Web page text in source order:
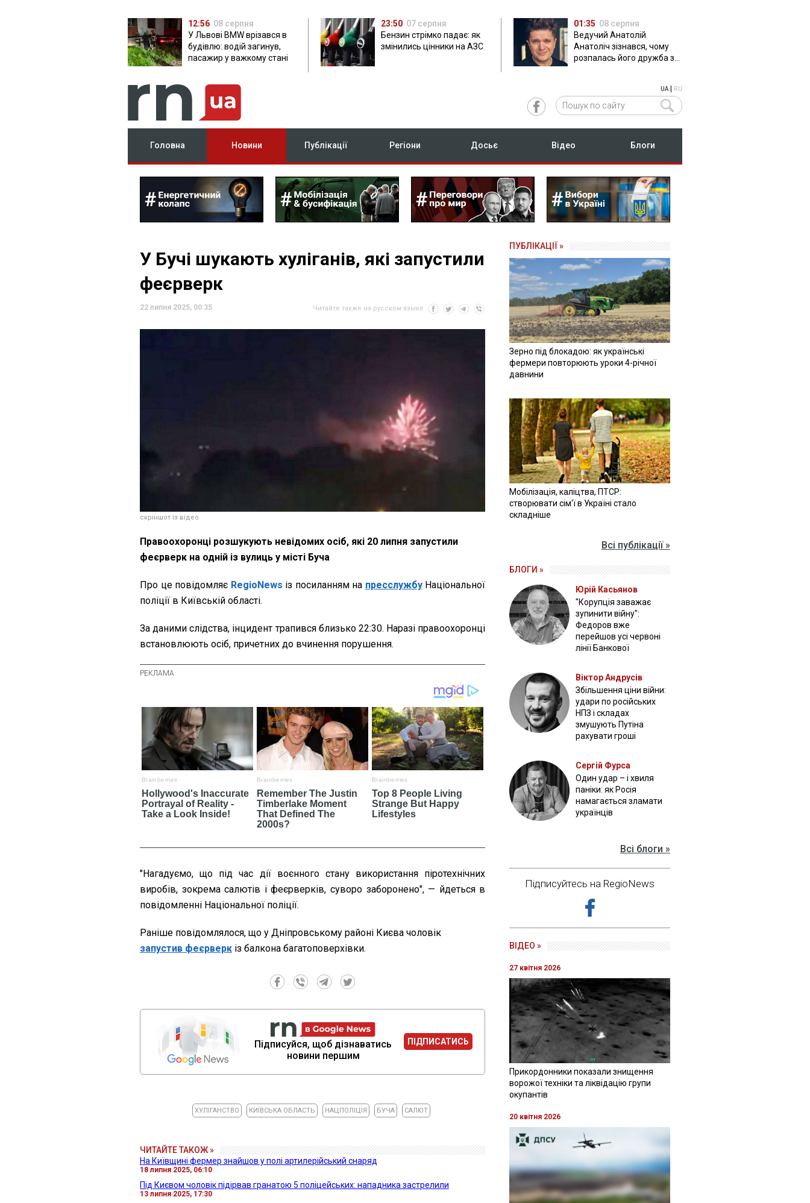
12:56 08 серпня
У Львові BMW врізався в
будівлю: водій загинув,
пасажир у важкому стані
23:50 07 серпня
Бензин стрімко падає: як
змінились цінники на АЗС
01:35 08 серпня
Ведучий Анатолій
Анатоліч зізнався, чому
розпалась його дружба з
UA| RU
Головна Новини Публікації Регіони Досьє Відео Блоги
У Бучі шукають хуліганів, які запустили
феєрверк
22 липня 2025, 00:35 Читайте также на русском языке
скріншот із відео
Правоохоронці розшукують невідомих осіб, які 20 липня запустили
феєрверк на одній із вулиць у місті Буча
Про це повідомляє RegioNews із посиланням на пресслужбуНаціональної
поліції в Київській області.
За даними слідства, інцидент трапився близько 22:30. Наразі правоохоронці
встановлюють осіб, причетних до вчинення порушення.
"Нагадуємо, що під час дії воєнного стану використання піротехнічних
виробів, зокрема салютів і феєрверків, суворо заборонено", — йдеться в
повідомленні Національної поліції.
Раніше повідомлялося, що у Дніпровському районі Києва чоловік
запустив феєрверк із балкона багатоповерхівки.
Підписуйся, щоб дізнаватись
новини першим
ПІДПИСАТИСЬ
ХУЛІГАНСТВО КИЇВСЬКА ОБЛАСТЬ НАЦПОЛІЦІЯ БУЧА САЛЮТ
ЧИТАЙТЕ ТАКОЖ »
На Київщині фермер знайшов у полі артилерійський снаряд
18 липня 2025, 06:10
Під Києвом чоловік підірвав гранатою 5 поліцейських: нападника застрелили
13 липня 2025, 17:30
ПУБЛІКАЦІЇ »
Зерно під блокадою: як українські
фермери повторюють уроки 4-річної
давнини
Мобілізація, каліцтва, ПТСР:
створювати сім'ї в Україні стало
складніше
Всі публікації »
БЛОГИ »
Юрій Касьянов
"Корупція заважає
зупинити війну":
Федоров вже
перейшов усі червоні
лінії Банкової
Віктор Андрусів
Збільшення ціни війни:
удари по російських
НПЗ і складах
змушують Путіна
рахувати гроші
Сергій Фурса
Один удар – і хвиля
паніки: як Росія
намагається зламати
українців
Всі блоги »
Підписуйтесь на RegioNews
ВІДЕО »
27 квітня 2026
Прикордонники показали знищення
ворожої техніки та ліквідацію групи
окупантів
20 квітня 2026